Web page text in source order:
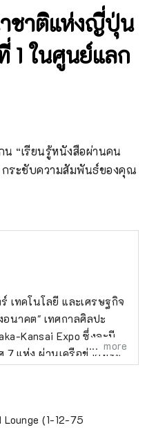
ชาติแห่งญี่ปุ่น
1 ในศูนย์แลก
น “เรียนรู้หนังสือผ่านคน
กระชับความสัมพันธ์ของคุณ
เทคโนโลยี และเศรษฐกิจ
นาคต" เทศกาลศิลปะ
Kansai Expo ซึ่งจะมี
7 แห่ง ผ่านเครือข่ายที่จะ
วประเทศ เพื่อส่งเสริม
ยวงกว้างของการร่วม
ะเทคโนโลยี และ
more
(1-12-75